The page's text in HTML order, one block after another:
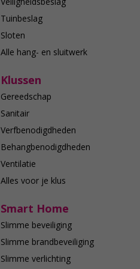
Tuinbeslag
Sloten
Alle hang- en sluitwerk
Klussen
Gereedschap
Sanitair
Verfbenodigdheden
Behangbenodigdheden
Ventilatie
Alles voor je klus
Smart Home
Slimme beveiliging
Slimme brandbeveiliging
Slimme verlichting